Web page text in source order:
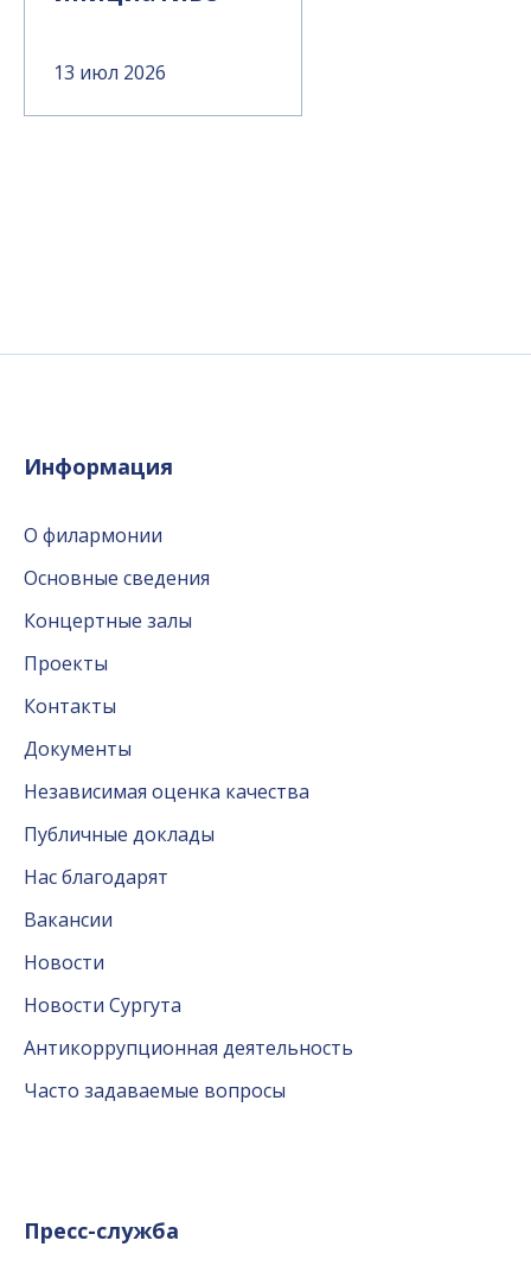
13 июл 2026
Информация
О филармонии
Основные сведения
Концертные залы
Проекты
Контакты
Документы
Независимая оценка качества
Публичные доклады
Нас благодарят
Вакансии
Новости
Новости Сургута
Антикоррупционная деятельность
Часто задаваемые вопросы
Пресс-служба